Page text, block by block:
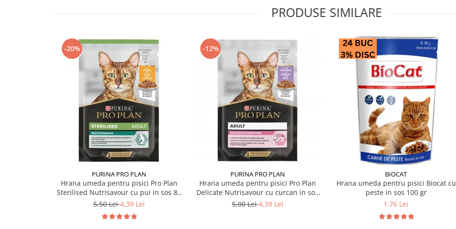
PRODUSE SIMILARE
-20%
PURINA PRO PLAN
Hrana umeda pentru pisici Pro Plan
Sterilised Nutrisavour cu pui in sos 85
gr
5,50 Lei4,39 Lei
-12%
PURINA PRO PLAN
Hrana umeda pentru pisici Pro Plan
Delicate Nutrisavour cu curcan in sos
85 gr
5,00 Lei4,39 Lei
BIOCAT
Hrana umeda pentru pisici Biocat cu
peste in sos 100 gr
1,76 Lei